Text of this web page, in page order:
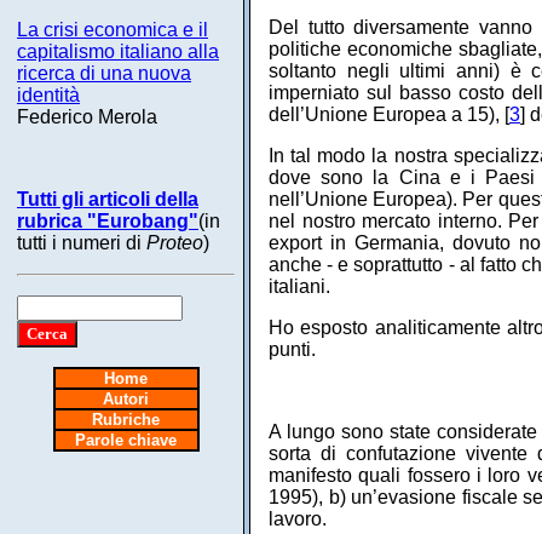
La crisi economica e il
capitalismo italiano alla
ricerca di una nuova
identità
Federico Merola
Tutti gli articoli della
rubrica "Eurobang"(in
tutti i numeri di Proteo)
Home
Autori
Rubriche
Parole chiave
Del tutto diversamente
politiche economiche
soltanto negli ultimi anni) è
imperniato sul basso costo
dell’Unione Europea a 15), [3]
In tal modo la nostra
dove sono la Cina e i Paesi
nell’Unione Europea). Per
nel nostro mercato interno.
export in Germania, dovuto
anche - e soprattutto - al fatto
italiani.
Ho esposto analiticamente
punti.
A lungo sono state
sorta di confutazione vivente
manifesto quali fossero i loro
1995), b) un’evasione fiscale
lavoro.